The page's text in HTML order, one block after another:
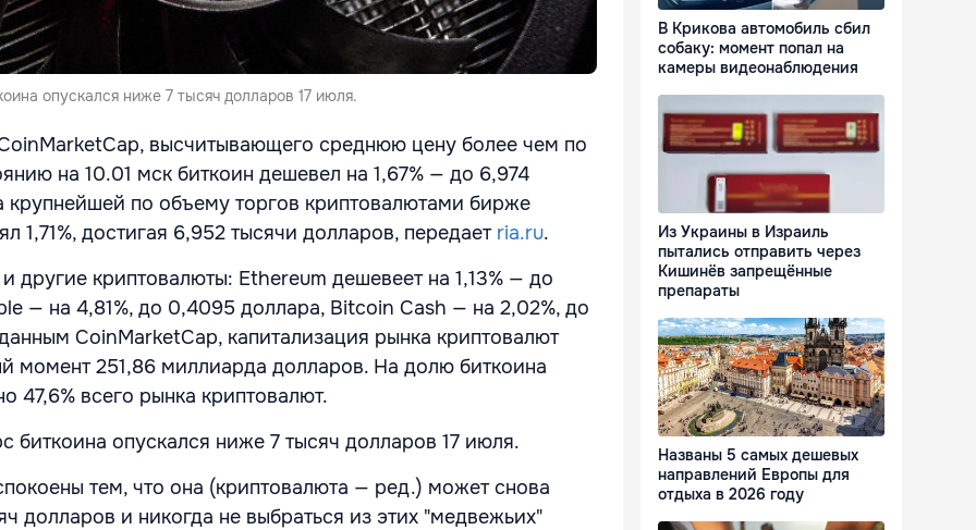
опускался ниже 7 тысяч долларов 17 июля.
высчитывающего среднюю цену более чем по
на 10.01 мск биткоин дешевел на 1,67% — до 6,974
крупнейшей по объему торгов криптовалютами бирже
1,71%, достигая 6,952 тысячи долларов, передает ria.ru.
другие криптовалюты: Ethereum дешевеет на 1,13% — до
— на 4,81%, до 0,4095 доллара, Bitcoin Cash — на 2,02%, до
CoinMarketCap, капитализация рынка криптовалют
момент 251,86 миллиарда долларов. На долю биткоина
47,6% всего рынка криптовалют.
биткоина опускался ниже 7 тысяч долларов 17 июля.
тем, что она (криптовалюта — ред.) может снова
долларов и никогда не выбраться из этих "медвежьих"
В Крикова автомобиль сбил
собаку: момент попал на
камеры видеонаблюдения
Из Украины в Израиль
пытались отправить через
Кишинёв запрещённые
препараты
Названы 5 самых дешевых
направлений Европы для
отдыха в 2026 году